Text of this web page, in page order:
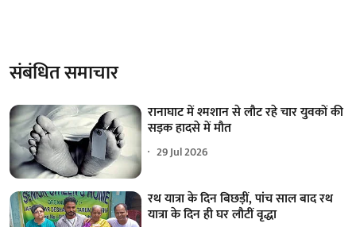
संबंधित समाचार
रानाघाट में श्मशान से लौट रहे चार युवकों की
सड़क हादसे में मौत
29 Jul 2026
रथ यात्रा के दिन बिछड़ीं, पांच साल बाद रथ
यात्रा के दिन ही घर लौटीं वृद्धा